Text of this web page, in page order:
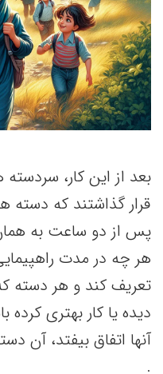
بعد از این کار،
قرار گذاشتند که دسته
پس از دو ساعت به
هر چه در مدت
تعریف کند و هر دسته
دیده یا کار بهتری
آنها اتفاق بیفتد، آن
.